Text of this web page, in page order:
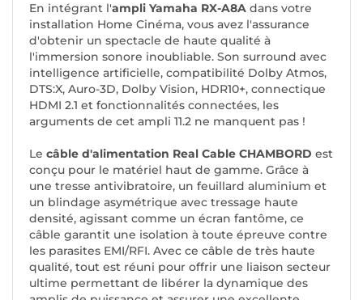
En intégrant l'ampli Yamaha RX-A8A dans votre
installation Home Cinéma, vous avez l'assurance
d'obtenir un spectacle de haute qualité à
l'immersion sonore inoubliable. Son surround avec
intelligence artificielle, compatibilité Dolby Atmos,
DTS:X, Auro-3D, Dolby Vision, HDR10+, connectique
HDMI 2.1 et fonctionnalités connectées, les
arguments de cet ampli 11.2 ne manquent pas !
Le câble d'alimentation Real Cable CHAMBORD est
conçu pour le matériel haut de gamme. Grâce à
une tresse antivibratoire, un feuillard aluminium et
un blindage asymétrique avec tressage haute
densité, agissant comme un écran fantôme, ce
câble garantit une isolation à toute épreuve contre
les parasites EMI/RFI. Avec ce câble de très haute
qualité, tout est réuni pour offrir une liaison secteur
ultime permettant de libérer la dynamique des